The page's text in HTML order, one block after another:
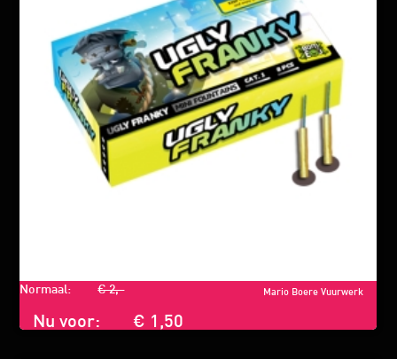
Mario Boere Vuurwerk
Normaal: € 2,-
Nu voor: € 1,50